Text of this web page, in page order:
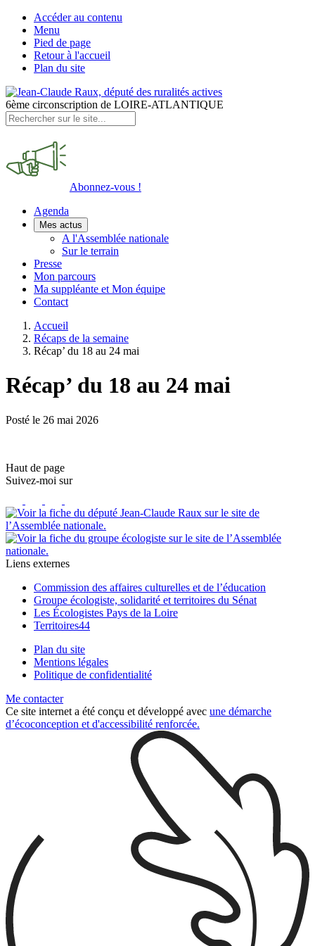
Accéder au contenu
Menu
Pied de page
Retour à l'accueil
Plan du site
6ème circonscription de LOIRE-ATLANTIQUE
Abonnez-vous !
Agenda
Mes actus
A l'Assemblée nationale
Sur le terrain
Presse
Mon parcours
Ma suppléante et Mon équipe
Contact
Accueil
Récaps de la semaine
Récap’ du 18 au 24 mai
Récap’ du 18 au 24 mai
Posté le 26 mai 2026
Haut de page
Suivez-moi sur
Liens externes
Commission des affaires culturelles et de l’éducation
Groupe écologiste, solidarité et territoires du Sénat
Les Écologistes Pays de la Loire
Territoires44
Plan du site
Mentions légales
Politique de confidentialité
Me contacter
Ce site internet a été conçu et développé avec une démarche
d’écoconception et d'accessibilité renforcée.